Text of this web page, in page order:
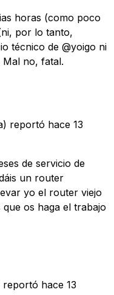
horas (como poco
por lo tanto,
técnico de @yoigo ni
Mal no, fatal.
reportó hace 13
de servicio de
un router
yo el router viejo
os haga el trabajo
reportó hace 13